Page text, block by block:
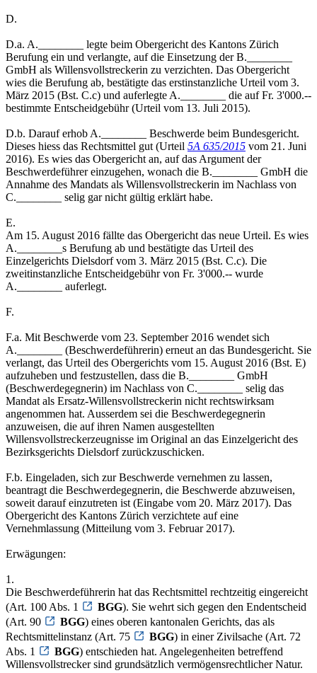
D.
D.a. A.________ legte beim Obergericht des Kantons Zürich
Berufung ein und verlangte, auf die Einsetzung der B.________
GmbH als Willensvollstreckerin zu verzichten. Das Obergericht
wies die Berufung ab, bestätigte das erstinstanzliche Urteil vom 3.
März 2015 (Bst. C.c) und auferlegte A.________ die auf Fr. 3'000.--
bestimmte Entscheidgebühr (Urteil vom 13. Juli 2015).
D.b. Darauf erhob A.________ Beschwerde beim Bundesgericht.
Dieses hiess das Rechtsmittel gut (Urteil 5A 635/2015 vom 21. Juni
2016). Es wies das Obergericht an, auf das Argument der
Beschwerdeführer einzugehen, wonach die B.________ GmbH die
Annahme des Mandats als Willensvollstreckerin im Nachlass von
C.________ selig gar nicht gültig erklärt habe.
E.
Am 15. August 2016 fällte das Obergericht das neue Urteil. Es wies
A.________s Berufung ab und bestätigte das Urteil des
Einzelgerichts Dielsdorf vom 3. März 2015 (Bst. C.c). Die
zweitinstanzliche Entscheidgebühr von Fr. 3'000.-- wurde
A.________ auferlegt.
F.
F.a. Mit Beschwerde vom 23. September 2016 wendet sich
A.________ (Beschwerdeführerin) erneut an das Bundesgericht. Sie
verlangt, das Urteil des Obergerichts vom 15. August 2016 (Bst. E)
aufzuheben und festzustellen, dass die B.________ GmbH
(Beschwerdegegnerin) im Nachlass von C.________ selig das
Mandat als Ersatz-Willensvollstreckerin nicht rechtswirksam
angenommen hat. Ausserdem sei die Beschwerdegegnerin
anzuweisen, die auf ihren Namen ausgestellten
Willensvollstreckerzeugnisse im Original an das Einzelgericht des
Bezirksgerichts Dielsdorf zurückzuschicken.
F.b. Eingeladen, sich zur Beschwerde vernehmen zu lassen,
beantragt die Beschwerdegegnerin, die Beschwerde abzuweisen,
soweit darauf einzutreten ist (Eingabe vom 20. März 2017). Das
Obergericht des Kantons Zürich verzichtete auf eine
Vernehmlassung (Mitteilung vom 3. Februar 2017).
Erwägungen:
1.
Die Beschwerdeführerin hat das Rechtsmittel rechtzeitig eingereicht
(Art. 100 Abs. 1
BGG). Sie wehrt sich gegen den Endentscheid
(Art. 90
BGG) eines oberen kantonalen Gerichts, das als
Rechtsmittelinstanz (Art. 75
BGG) in einer Zivilsache (Art. 72
Abs. 1
BGG) entschieden hat. Angelegenheiten betreffend
Willensvollstrecker sind grundsätzlich vermögensrechtlicher Natur.